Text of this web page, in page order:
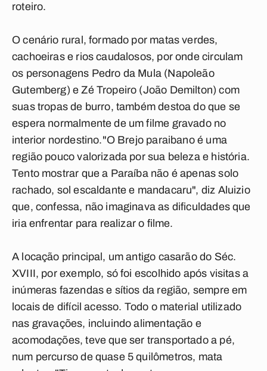
roteiro.
O cenário rural, formado por matas verdes,
cachoeiras e rios caudalosos, por onde circulam
os personagens Pedro da Mula (Napoleão
Gutemberg) e Zé Tropeiro (João Demilton) com
suas tropas de burro, também destoa do que se
espera normalmente de um filme gravado no
interior nordestino."O Brejo paraibano é uma
região pouco valorizada por sua beleza e história.
Tento mostrar que a Paraíba não é apenas solo
rachado, sol escaldante e mandacaru", diz Aluizio
que, confessa, não imaginava as dificuldades que
iria enfrentar para realizar o filme.
A locação principal, um antigo casarão do Séc.
XVIII, por exemplo, só foi escolhido após visitas a
inúmeras fazendas e sítios da região, sempre em
locais de difícil acesso. Todo o material utilizado
nas gravações, incluindo alimentação e
acomodações, teve que ser transportado a pé,
num percurso de quase 5 quilômetros, mata